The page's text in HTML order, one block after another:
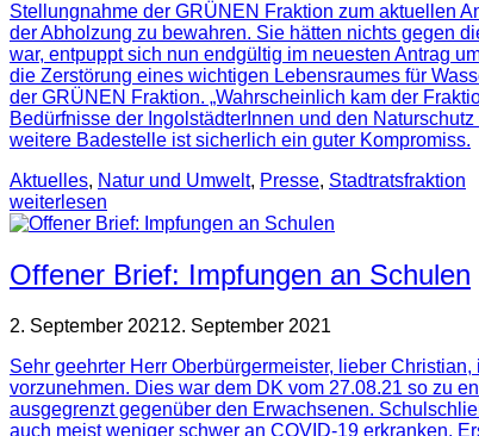
Stellungnahme der GRÜNEN Fraktion zum aktuellen
der Abholzung zu bewahren. Sie hätten nichts gegen
war, entpuppt sich nun endgültig im neuesten Antrag
die Zerstörung eines wichtigen Lebensraumes für
der GRÜNEN Fraktion. „Wahrscheinlich kam der
Bedürfnisse der IngolstädterInnen und den
weitere Badestelle ist sicherlich ein guter Kompromiss.
Aktuelles, Natur und Umwelt, Presse, Stadtratsfraktion
weiterlesen
Offener Brief: Impfungen an Schulen
2. September 20212. September 2021
Sehr geehrter Herr Oberbürgermeister, lieber
vorzunehmen. Dies war dem DK vom 27.08.21 so zu
ausgegrenzt gegenüber den Erwachsenen.
auch meist weniger schwer an COVID-19 erkranken.